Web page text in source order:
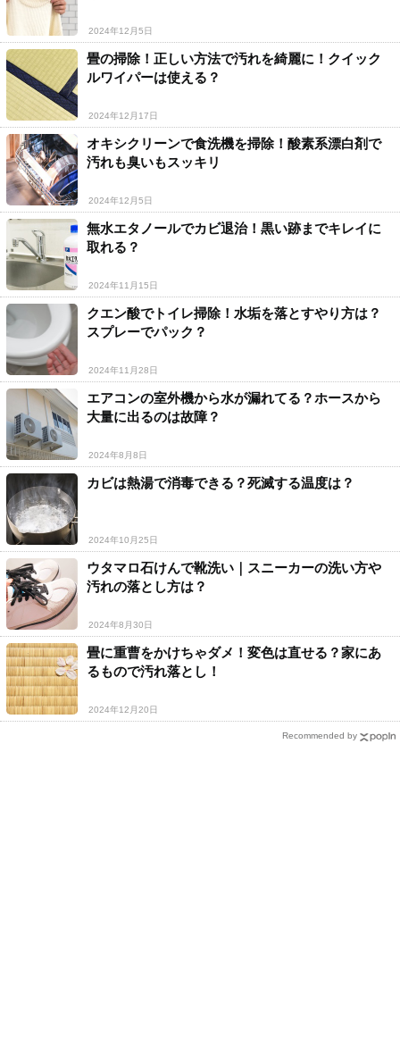
2024年12月5日
畳の掃除！正しい方法で汚れを綺麗に！クイック
ルワイパーは使える？
2024年12月17日
オキシクリーンで食洗機を掃除！酸素系漂白剤で
汚れも臭いもスッキリ
2024年12月5日
無水エタノールでカビ退治！黒い跡までキレイに
取れる？
2024年11月15日
クエン酸でトイレ掃除！水垢を落とすやり方は？
スプレーでパック？
2024年11月28日
エアコンの室外機から水が漏れてる？ホースから
大量に出るのは故障？
2024年8月8日
カビは熱湯で消毒できる？死滅する温度は？
2024年10月25日
ウタマロ石けんで靴洗い｜スニーカーの洗い方や
汚れの落とし方は？
2024年8月30日
畳に重曹をかけちゃダメ！変色は直せる？家にあ
るもので汚れ落とし！
2024年12月20日
Recommended by